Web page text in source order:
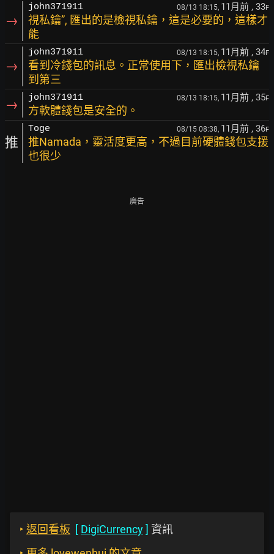
→
john371911 08/13 18:15, 11月前 , 33F
視私鑰”, 匯出的是檢視私鑰，這是必要的，這樣才
能
→
john371911 08/13 18:15, 11月前 , 34F
看到冷錢包的訊息。正常使用下，匯出檢視私鑰
到第三
→ john371911 08/13 18:15, 11月前 , 35F
方軟體錢包是安全的。
推
Toge 08/15 08:38, 11月前 , 36F
推Namada，靈活度更高，不過目前硬體錢包支援
也很少
廣告
‣ 返回看板 [ DigiCurrency] 資訊